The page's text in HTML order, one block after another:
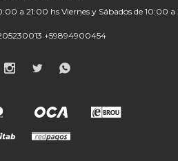
a 21:00 hs Viernes y Sábados de 10:00
+59894900454
  